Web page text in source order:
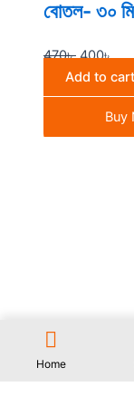
বোতল- ৩০
470৳ 400৳
Add to cart
Buy
All Rights
Sangshad
Home